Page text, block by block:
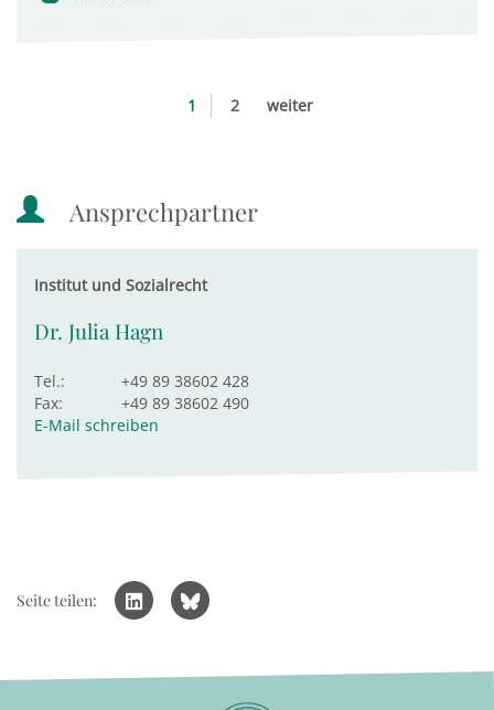
1 2 weiter
Ansprechpartner
Institut und Sozialrecht
Dr. Julia Hagn
Tel.:
+49 89 38602 428
Fax:
+49 89 38602 490
E-Mail schreiben
Seite teilen: